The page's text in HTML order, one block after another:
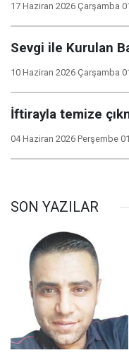
17 Haziran 2026 Çarşamba
Sevgi ile Kurulan
10 Haziran 2026 Çarşamba
İftirayla temize
04 Haziran 2026 Perşembe
SON YAZILAR